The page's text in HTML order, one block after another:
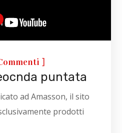
]
puntata
ad Amasson, il sito
prodotti